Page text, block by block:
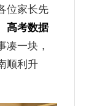
位家长先
高考数据
凑一块，
顺利升